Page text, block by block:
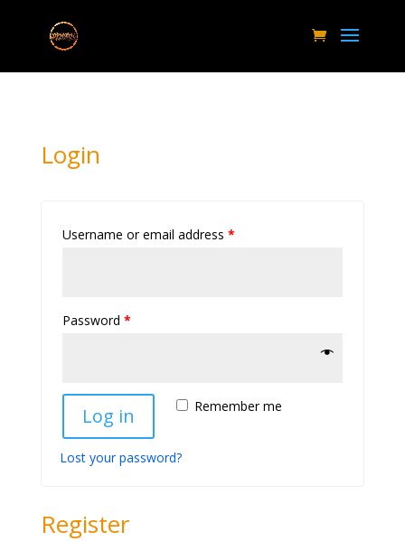
Login
Username or email address *
Password *
Remember me
Log in
Lost your password?
Register